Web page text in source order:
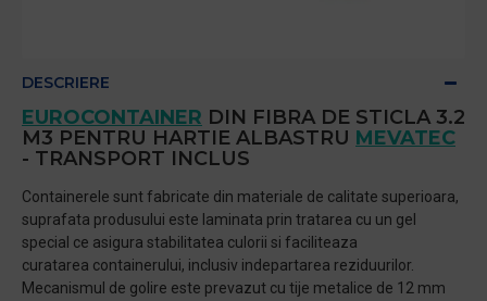
DESCRIERE
EUROCONTAINER DIN FIBRA DE STICLA 3.2
M3 PENTRU HARTIE ALBASTRU MEVATEC
- TRANSPORT INCLUS
Containerele sunt fabricate din materiale de calitate superioara,
suprafata produsului este laminata prin tratarea cu un gel
special ce asigura stabilitatea culorii si faciliteaza
curatarea containerului, inclusiv indepartarea reziduurilor.
Mecanismul de golire este prevazut cu tije metalice de 12 mm